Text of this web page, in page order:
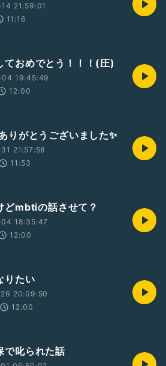
21:59:01
11:16
ておめでとう！！！(圧)
19:45:49
12:00
りがとうございました✨
21:57:58
11:53
どmbtiの話させて？
18:35:47
12:00
りたい
20:09:50
12:00
で叱られた話